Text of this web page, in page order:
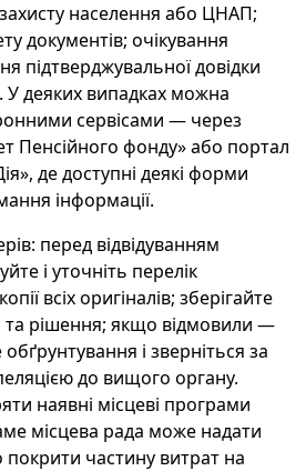
населення або ЦНАП;
документів; очікування
підтверджувальної довідки
деяких випадках можна
сервісами — через
Пенсійного фонду» або портал
де доступні деякі форми
інформації.
перед відвідуванням
і уточніть перелік
всіх оригіналів; зберігайте
та рішення; якщо відмовили —
і зверніться за
до вищого органу.
наявні місцеві програми
місцева рада може надати
покрити частину витрат на